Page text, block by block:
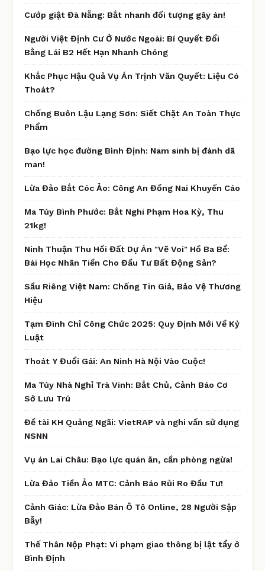
Cướp giật Đà Nẵng: Bắt nhanh đối tượng gây án!
Người Việt Định Cư Ở Nước Ngoài: Bí Quyết Đổi
Bằng Lái B2 Hết Hạn Nhanh Chóng
Khắc Phục Hậu Quả Vụ Án Trịnh Văn Quyết: Liệu Có
Thoát?
Chống Buôn Lậu Lạng Sơn: Siết Chặt An Toàn Thực
Phẩm
Bạo lực học đường Bình Định: Nam sinh bị đánh dã
man!
Lừa Đảo Bắt Cóc Ảo: Công An Đồng Nai Khuyến Cáo
Ma Túy Bình Phước: Bắt Nghi Phạm Hoa Kỳ, Thu
21kg!
Ninh Thuận Thu Hồi Đất Dự Án "Vẽ Voi" Hồ Ba Bể:
Bài Học Nhãn Tiền Cho Đầu Tư Bất Động Sản?
Sầu Riêng Việt Nam: Chống Tin Giả, Bảo Vệ Thương
Hiệu
Tạm Đình Chỉ Công Chức 2025: Quy Định Mới Về Kỷ
Luật
Thoát Y Đuổi Gái: An Ninh Hà Nội Vào Cuộc!
Ma Túy Nhà Nghỉ Trà Vinh: Bắt Chủ, Cảnh Báo Cơ
Sở Lưu Trú
Đề tài KH Quảng Ngãi: VietRAP và nghi vấn sử dụng
NSNN
Vụ án Lai Châu: Bạo lực quán ăn, cần phòng ngừa!
Lừa Đảo Tiền Ảo MTC: Cảnh Báo Rủi Ro Đầu Tư!
Cảnh Giác: Lừa Đảo Bán Ô Tô Online, 28 Người Sập
Bẫy!
Thế Thân Nộp Phạt: Vi phạm giao thông bị lật tẩy ở
Bình Định